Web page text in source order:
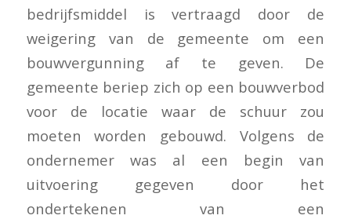
bedrijfsmiddel is vertraagd door de
weigering van de gemeente om een
bouwvergunning af te geven. De
gemeente beriep zich op een bouwverbod
voor de locatie waar de schuur zou
moeten worden gebouwd. Volgens de
ondernemer was al een begin van
uitvoering gegeven door het
ondertekenen van een